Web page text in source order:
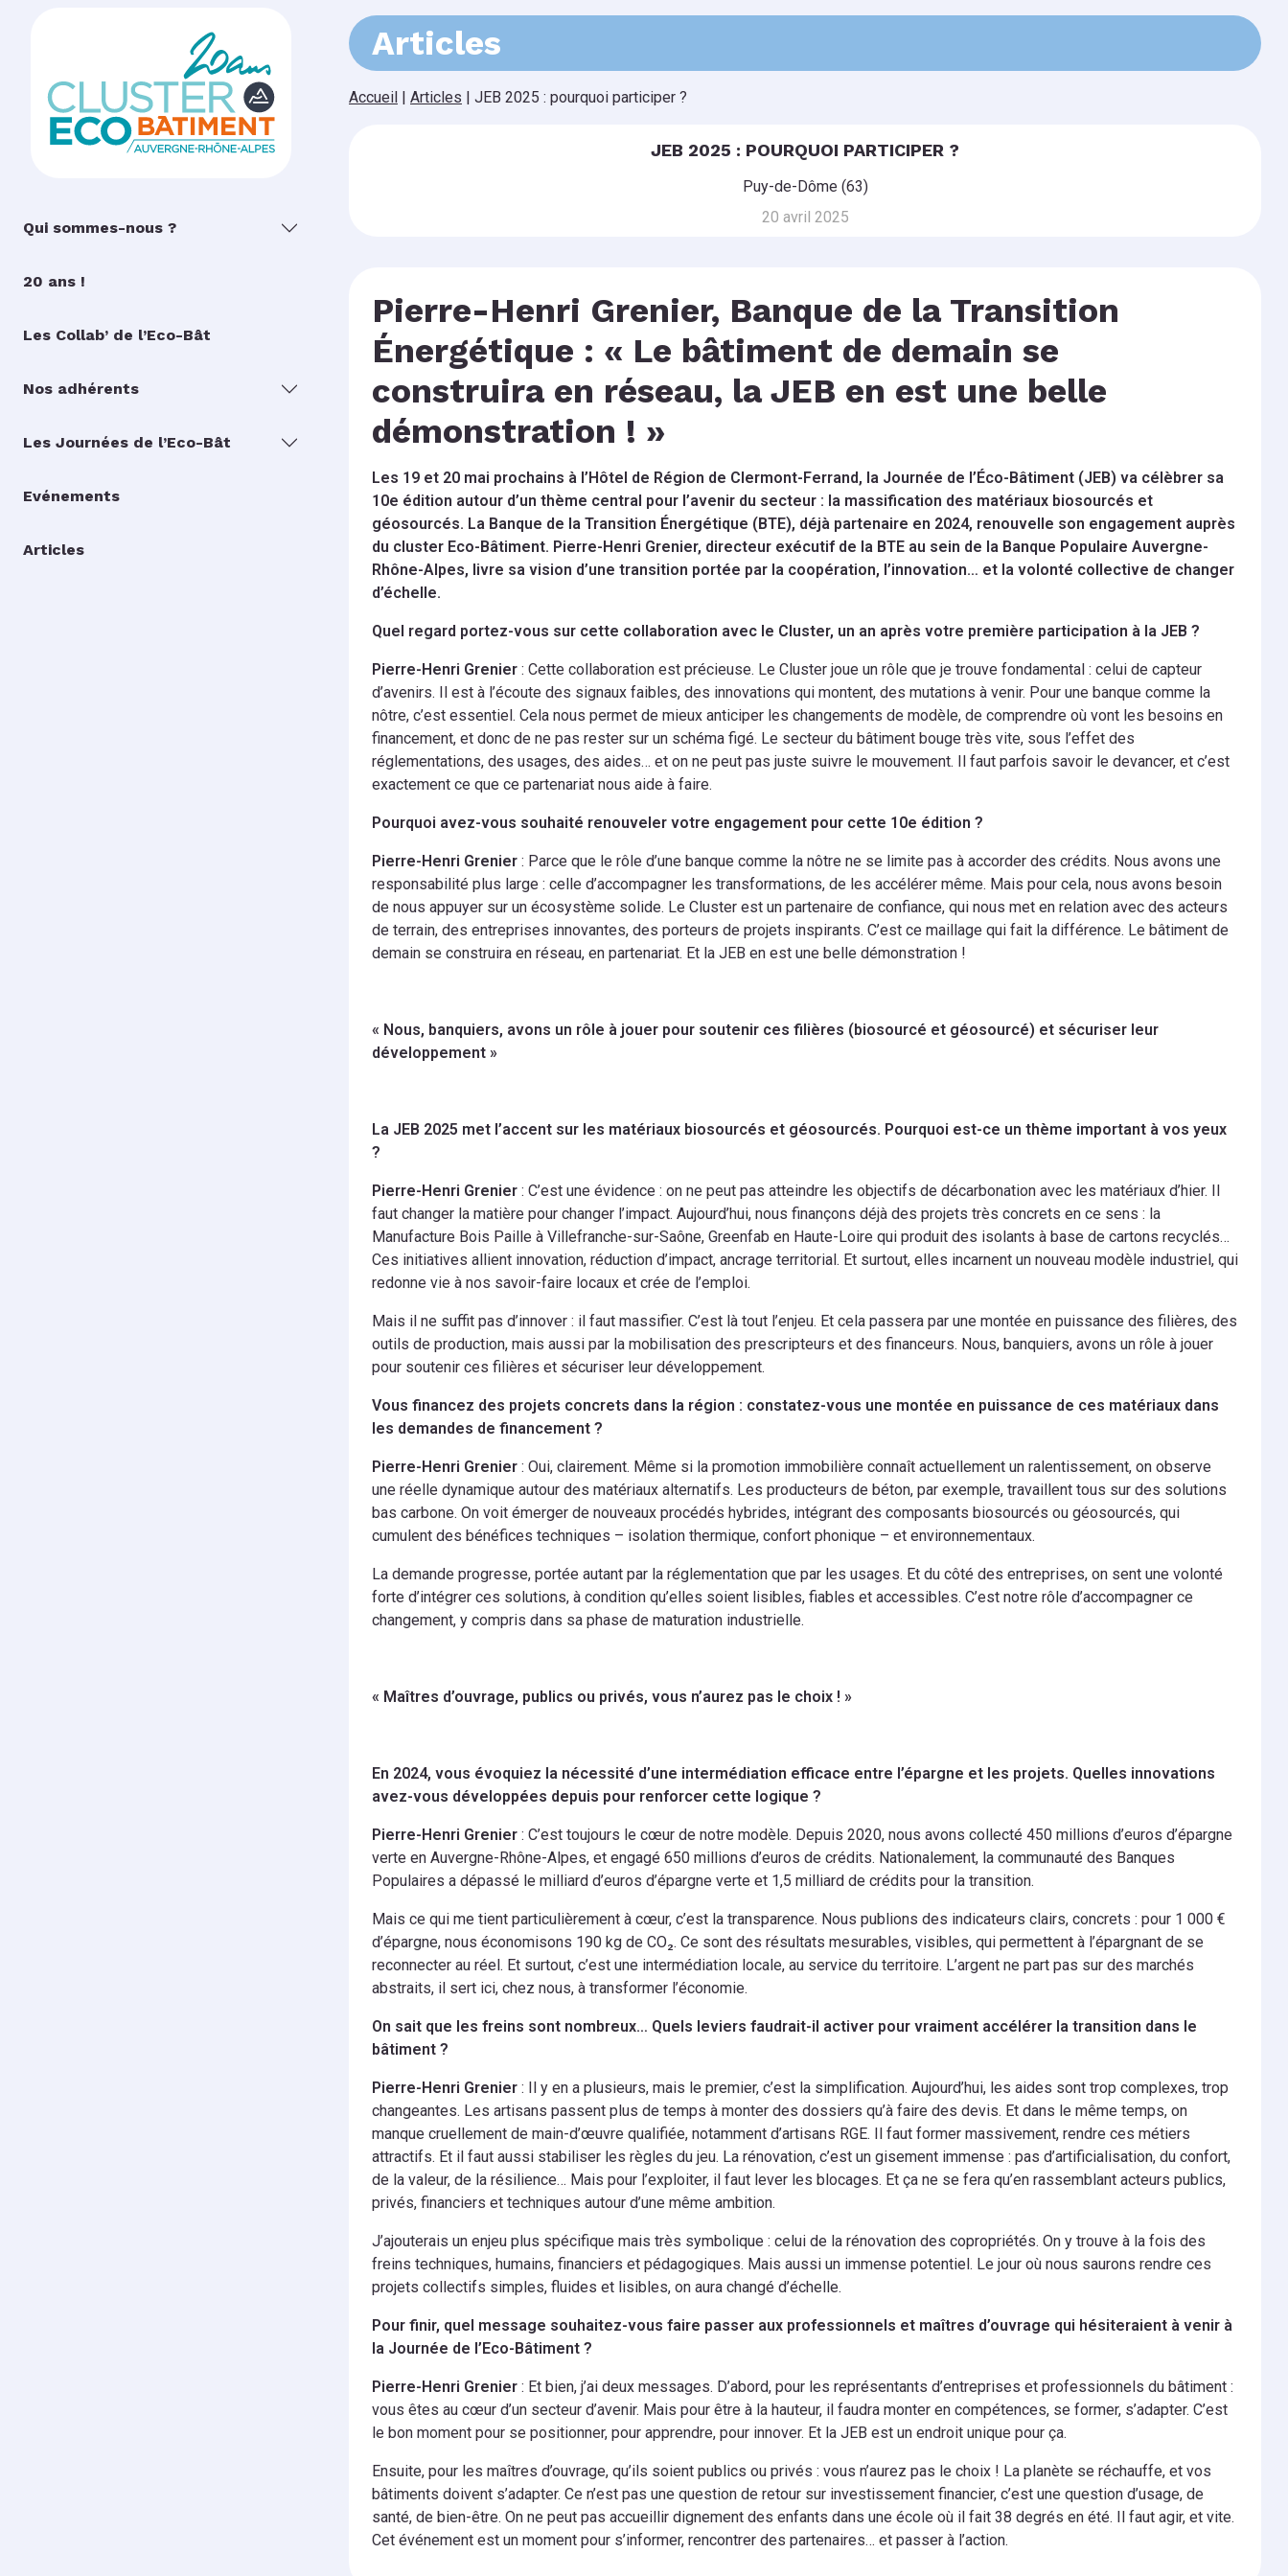
Qui sommes-nous ?
20 ans !
Les Collab’ de l’Eco-Bât
Nos adhérents
Les Journées de l’Eco-Bât
Evénements
Articles
Articles
Accueil | Articles | JEB 2025 : pourquoi participer ?
JEB 2025 : POURQUOI PARTICIPER ?
Puy-de-Dôme (63)
20 avril 2025
Pierre-Henri Grenier, Banque de la Transition
Énergétique : « Le bâtiment de demain se
construira en réseau, la JEB en est une belle
démonstration ! »
Les 19 et 20 mai prochains à l’Hôtel de Région de Clermont-Ferrand, la Journée de l’Éco-Bâtiment (JEB) va célèbrer sa
10e édition autour d’un thème central pour l’avenir du secteur : la massification des matériaux biosourcés et
géosourcés. La Banque de la Transition Énergétique (BTE), déjà partenaire en 2024, renouvelle son engagement auprès
du cluster Eco-Bâtiment. Pierre-Henri Grenier, directeur exécutif de la BTE au sein de la Banque Populaire Auvergne-
Rhône-Alpes, livre sa vision d’une transition portée par la coopération, l’innovation… et la volonté collective de changer
d’échelle.
Quel regard portez-vous sur cette collaboration avec le Cluster, un an après votre première participation à la JEB ?
Pierre-Henri Grenier : Cette collaboration est précieuse. Le Cluster joue un rôle que je trouve fondamental : celui de capteur
d’avenirs. Il est à l’écoute des signaux faibles, des innovations qui montent, des mutations à venir. Pour une banque comme la
nôtre, c’est essentiel. Cela nous permet de mieux anticiper les changements de modèle, de comprendre où vont les besoins en
financement, et donc de ne pas rester sur un schéma figé. Le secteur du bâtiment bouge très vite, sous l’effet des
réglementations, des usages, des aides… et on ne peut pas juste suivre le mouvement. Il faut parfois savoir le devancer, et c’est
exactement ce que ce partenariat nous aide à faire.
Pourquoi avez-vous souhaité renouveler votre engagement pour cette 10e édition ?
Pierre-Henri Grenier : Parce que le rôle d’une banque comme la nôtre ne se limite pas à accorder des crédits. Nous avons une
responsabilité plus large : celle d’accompagner les transformations, de les accélérer même. Mais pour cela, nous avons besoin
de nous appuyer sur un écosystème solide. Le Cluster est un partenaire de confiance, qui nous met en relation avec des acteurs
de terrain, des entreprises innovantes, des porteurs de projets inspirants. C’est ce maillage qui fait la différence. Le bâtiment de
demain se construira en réseau, en partenariat. Et la JEB en est une belle démonstration !
« Nous, banquiers, avons un rôle à jouer pour soutenir ces filières (biosourcé et géosourcé) et sécuriser leur
développement »
La JEB 2025 met l’accent sur les matériaux biosourcés et géosourcés. Pourquoi est-ce un thème important à vos yeux
?
Pierre-Henri Grenier : C’est une évidence : on ne peut pas atteindre les objectifs de décarbonation avec les matériaux d’hier. Il
faut changer la matière pour changer l’impact. Aujourd’hui, nous finançons déjà des projets très concrets en ce sens : la
Manufacture Bois Paille à Villefranche-sur-Saône, Greenfab en Haute-Loire qui produit des isolants à base de cartons recyclés…
Ces initiatives allient innovation, réduction d’impact, ancrage territorial. Et surtout, elles incarnent un nouveau modèle industriel, qui
redonne vie à nos savoir-faire locaux et crée de l’emploi.
Mais il ne suffit pas d’innover : il faut massifier. C’est là tout l’enjeu. Et cela passera par une montée en puissance des filières, des
outils de production, mais aussi par la mobilisation des prescripteurs et des financeurs. Nous, banquiers, avons un rôle à jouer
pour soutenir ces filières et sécuriser leur développement.
Vous financez des projets concrets dans la région : constatez-vous une montée en puissance de ces matériaux dans
les demandes de financement ?
Pierre-Henri Grenier : Oui, clairement. Même si la promotion immobilière connaît actuellement un ralentissement, on observe
une réelle dynamique autour des matériaux alternatifs. Les producteurs de béton, par exemple, travaillent tous sur des solutions
bas carbone. On voit émerger de nouveaux procédés hybrides, intégrant des composants biosourcés ou géosourcés, qui
cumulent des bénéfices techniques – isolation thermique, confort phonique – et environnementaux.
La demande progresse, portée autant par la réglementation que par les usages. Et du côté des entreprises, on sent une volonté
forte d’intégrer ces solutions, à condition qu’elles soient lisibles, fiables et accessibles. C’est notre rôle d’accompagner ce
changement, y compris dans sa phase de maturation industrielle.
« Maîtres d’ouvrage, publics ou privés, vous n’aurez pas le choix ! »
En 2024, vous évoquiez la nécessité d’une intermédiation efficace entre l’épargne et les projets. Quelles innovations
avez-vous développées depuis pour renforcer cette logique ?
Pierre-Henri Grenier : C’est toujours le cœur de notre modèle. Depuis 2020, nous avons collecté 450 millions d’euros d’épargne
verte en Auvergne-Rhône-Alpes, et engagé 650 millions d’euros de crédits. Nationalement, la communauté des Banques
Populaires a dépassé le milliard d’euros d’épargne verte et 1,5 milliard de crédits pour la transition.
Mais ce qui me tient particulièrement à cœur, c’est la transparence. Nous publions des indicateurs clairs, concrets : pour 1 000 €
d’épargne, nous économisons 190 kg de CO₂. Ce sont des résultats mesurables, visibles, qui permettent à l’épargnant de se
reconnecter au réel. Et surtout, c’est une intermédiation locale, au service du territoire. L’argent ne part pas sur des marchés
abstraits, il sert ici, chez nous, à transformer l’économie.
On sait que les freins sont nombreux… Quels leviers faudrait-il activer pour vraiment accélérer la transition dans le
bâtiment ?
Pierre-Henri Grenier : Il y en a plusieurs, mais le premier, c’est la simplification. Aujourd’hui, les aides sont trop complexes, trop
changeantes. Les artisans passent plus de temps à monter des dossiers qu’à faire des devis. Et dans le même temps, on
manque cruellement de main-d’œuvre qualifiée, notamment d’artisans RGE. Il faut former massivement, rendre ces métiers
attractifs. Et il faut aussi stabiliser les règles du jeu. La rénovation, c’est un gisement immense : pas d’artificialisation, du confort,
de la valeur, de la résilience… Mais pour l’exploiter, il faut lever les blocages. Et ça ne se fera qu’en rassemblant acteurs publics,
privés, financiers et techniques autour d’une même ambition.
J’ajouterais un enjeu plus spécifique mais très symbolique : celui de la rénovation des copropriétés. On y trouve à la fois des
freins techniques, humains, financiers et pédagogiques. Mais aussi un immense potentiel. Le jour où nous saurons rendre ces
projets collectifs simples, fluides et lisibles, on aura changé d’échelle.
Pour finir, quel message souhaitez-vous faire passer aux professionnels et maîtres d’ouvrage qui hésiteraient à venir à
la Journée de l’Eco-Bâtiment ?
Pierre-Henri Grenier : Et bien, j’ai deux messages. D’abord, pour les représentants d’entreprises et professionnels du bâtiment :
vous êtes au cœur d’un secteur d’avenir. Mais pour être à la hauteur, il faudra monter en compétences, se former, s’adapter. C’est
le bon moment pour se positionner, pour apprendre, pour innover. Et la JEB est un endroit unique pour ça.
Ensuite, pour les maîtres d’ouvrage, qu’ils soient publics ou privés : vous n’aurez pas le choix ! La planète se réchauffe, et vos
bâtiments doivent s’adapter. Ce n’est pas une question de retour sur investissement financier, c’est une question d’usage, de
santé, de bien-être. On ne peut pas accueillir dignement des enfants dans une école où il fait 38 degrés en été. Il faut agir, et vite.
Cet événement est un moment pour s’informer, rencontrer des partenaires… et passer à l’action.